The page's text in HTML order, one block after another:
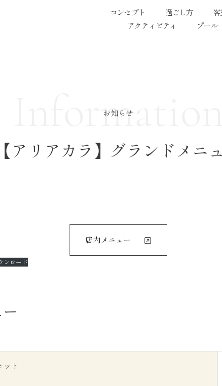
コンセプト 過ごし方
アクティビティ
プール
Information
お知らせ
【アリアカラ】グランドメニ
店内メニュー
ンロード
ト